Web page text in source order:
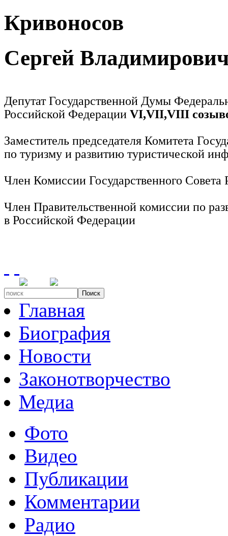
Кривоносов
Сергей
Депутат Государственной Думы
Российской Федерации VI,VII,VIII
Заместитель председателя Комитета
по туризму и развитию туристической
Член Комиссии Государственного
Член Правительственной комиссии по
в Российской Федерации
Поиск
Главная
Биография
Новости
Законотворчество
Медиа
Фото
Видео
Публикации
Комментарии
Радио